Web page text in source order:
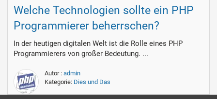
Welche Technologien sollte ein PHP
Programmierer beherrschen?
In der heutigen digitalen Welt ist die Rolle eines PHP
Programmierers von großer Bedeutung. ...
Autor : admin
Kategorie: Dies und Das